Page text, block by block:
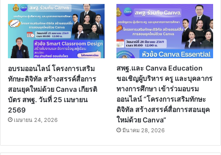
อบรมออนไลน์ โครงการเสริม
ทักษะดิจิทัล สร้างสรรค์สื่อการ
สอนยุคใหม่ด้วย Canva เกียรติ
บัตร สพฐ. วันที่ 25 เมษายน
2569
เมษายน 24, 2026
สพฐ.และ Canva Education
ขอเชิญผู้บริหาร ครู และบุคลากร
ทางการศึกษา เข้าร่วมอบรม
ออนไลน์ “โครงการเสริมทักษะ
ดิจิทัล สร้างสรรค์สื่อการสอนยุค
ใหม่ด้วย Canva“
มีนาคม 28, 2026